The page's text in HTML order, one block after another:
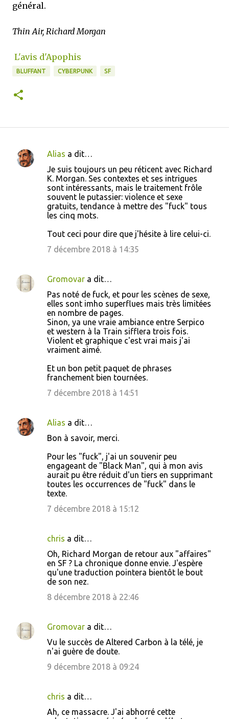
général.
Thin Air, Richard Morgan
L'avis d'Apophis
BLUFFANT CYBERPUNK SF
C
i
r
Alias a dit…
Je suis toujours un peu réticent avec Richard
K. Morgan. Ses contextes et ses intrigues
sont intéressants, mais le traitement frôle
souvent le putassier: violence et sexe
gratuits, tendance à mettre des "fuck" tous
les cinq mots.
Tout ceci pour dire que j'hésite à lire celui-ci.
7 décembre 2018 à 14:35
Gromovar a dit…
Pas noté de fuck, et pour les scènes de sexe,
elles sont imho superflues mais très limitées
en nombre de pages.
Sinon, ya une vraie ambiance entre Serpico
et western à la Train sifflera trois fois.
Violent et graphique c'est vrai mais j'ai
vraiment aimé.
Et un bon petit paquet de phrases
franchement bien tournées.
7 décembre 2018 à 14:51
Alias a dit…
Bon à savoir, merci.
Pour les "fuck", j'ai un souvenir peu
engageant de "Black Man", qui à mon avis
aurait pu être réduit d'un tiers en supprimant
toutes les occurrences de "fuck" dans le
texte.
7 décembre 2018 à 15:12
chris a dit…
Oh, Richard Morgan de retour aux "affaires"
en SF ? La chronique donne envie. J'espère
qu'une traduction pointera bientôt le bout
de son nez.
8 décembre 2018 à 22:46
Gromovar a dit…
Vu le succès de Altered Carbon à la télé, je
n'ai guère de doute.
9 décembre 2018 à 09:24
chris a dit…
Ah, ce massacre. J'ai abhorré cette